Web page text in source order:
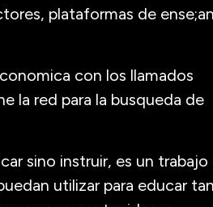
plataformas de
con los llamados
la red para la busqueda de
sino instruir, es un trabajo
utilizar para educar